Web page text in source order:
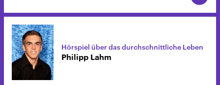
Hörspiel über das durchschnittliche Leben
Philipp Lahm